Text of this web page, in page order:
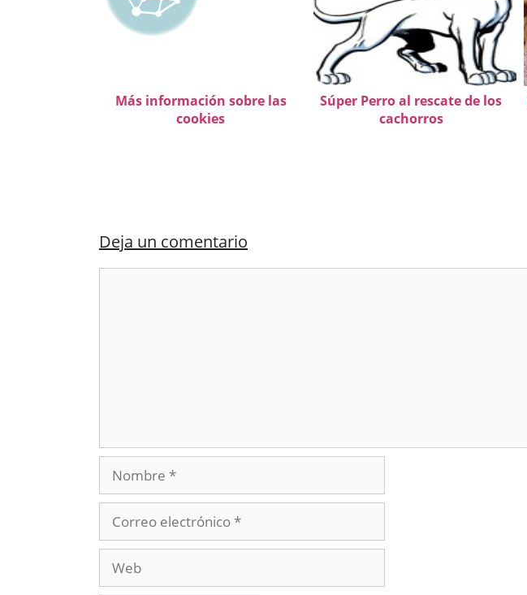
Más información sobre las
cookies
Súper Perro al rescate de los
cachorros
Deja un comentario
Nombre
electrónico